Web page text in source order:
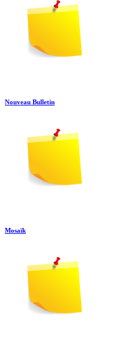
Nouveau Bulletin
Mosaïk